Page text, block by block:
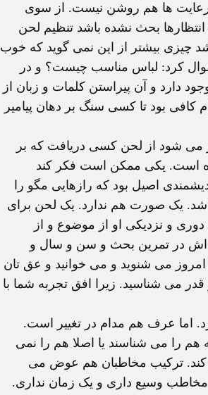
رعایت ها هم روشن نیست. از سوی
بحث نشده باشد تنظیم لحن
چیزی بیشتر از این نمی گوید که خوب
کرد: لباس مناسب چیست؟ و در
دارد و آن پیراستن کلمات و زبان از
کافی بود تا کسی سنگ بر دهان پیامیر
می شود از لحن کسی دریافت که بر
است. یکی ممکن است فکر کند
اصیل بود که رازهایی مگو را
یک صورت هم ندارد. یک لحن برای
و نزدیکی او از موضوع و از
اش در تمرین بحث و سن و سال و
می شنوید و می خوانید و عق تان
می شناسید. زیرا افق تجربه شما با
اما عرف هم مدام در تغییر است.
را می شناسند یا اصلا هم را نمی
کند. ترکیب مخاطبان هم عوض می
وسیع داری و یک زمان نداری.